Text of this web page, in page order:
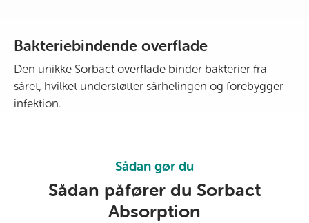
Bakteriebindende overflade
Den unikke Sorbact overflade binder bakterier fra
såret, hvilket understøtter sårhelingen og forebygger
infektion.
Sådan gør du
Sådan påfører du Sorbact
Absorption